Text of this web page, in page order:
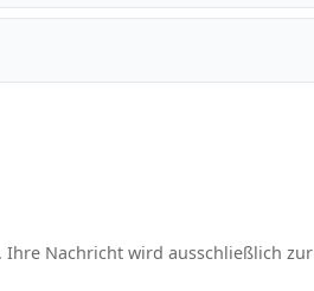
Ihre Nachricht wird ausschließlich zur